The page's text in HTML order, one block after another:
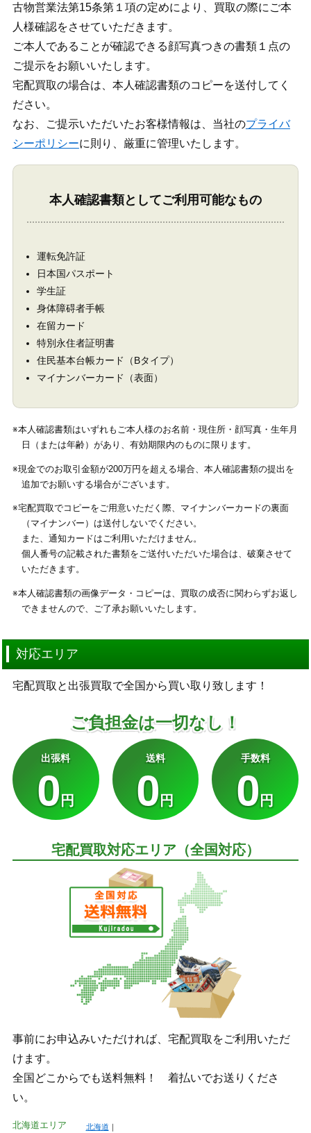
古物営業法第15条第１項の定めにより、買取の際にご本
人様確認をさせていただきます。
ご本人であることが確認できる顔写真つきの書類１点の
ご提示をお願いいたします。
宅配買取の場合は、本人確認書類のコピーを送付してく
ださい。
なお、ご提示いただいたお客様情報は、当社のプライバ
シーポリシーに則り、厳重に管理いたします。
本人確認書類としてご利用可能なもの
運転免許証
日本国パスポート
学生証
身体障碍者手帳
在留カード
特別永住者証明書
住民基本台帳カード（Bタイプ）
マイナンバーカード（表面）
※本人確認書類はいずれもご本人様のお名前・現住所・顔写真・生年月
日（または年齢）があり、有効期限内のものに限ります。
※現金でのお取引金額が200万円を超える場合、本人確認書類の提出を
追加でお願いする場合がございます。
※宅配買取でコピーをご用意いただく際、マイナンバーカードの裏面
（マイナンバー）は送付しないでください。
また、通知カードはご利用いただけません。
個人番号の記載された書類をご送付いただいた場合は、破棄させて
いただきます。
※本人確認書類の画像データ・コピーは、買取の成否に関わらずお返し
できませんので、ご了承お願いいたします。
対応エリア
宅配買取と出張買取で全国から買い取り致します！
ご負担金は一切なし！
出張料
0円
送料
0円
手数料
0円
宅配買取対応エリア（全国対応）
事前にお申込みいただければ、宅配買取をご利用いただ
けます。
全国どこからでも送料無料！ 着払いでお送りくださ
い。
北海道エリア 北海道